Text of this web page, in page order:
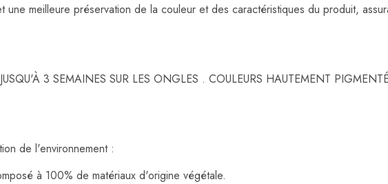
une meilleure préservation de la couleur et des caractéristiques du produit,
3 SEMAINES SUR LES ONGLES . COULEURS HAUTEMENT
de l'environnement :
à 100% de matériaux d'origine végétale.